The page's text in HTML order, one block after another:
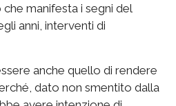
manifesta i segni del
anni, interventi di
anche quello di rendere
dato non smentito dalla